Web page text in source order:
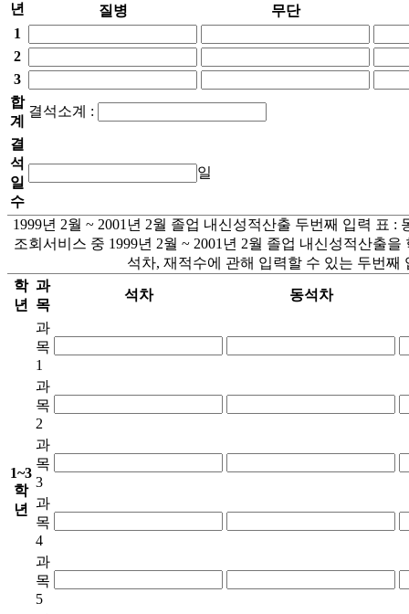
년
질병
무단
1
2
3
합
계
결석소계 :
결
석
일
수
일
1999년 2월 ~ 2001년 2월 졸업 내신성적산출 두번째 입력 표 :
조회서비스 중 1999년 2월 ~ 2001년 2월 졸업 내신성적산출을
석차, 재적수에 관해 입력할 수 있는 두번째
학
년
과
목
석차 동석차
1~3
학
년
과
목
1
과
목
2
과
목
3
과
목
4
과
목
5